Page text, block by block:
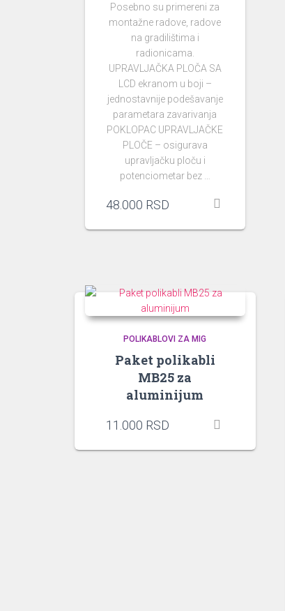
Posebno su primereni za
montažne radove, radove
na gradilištima i
radionicama.
UPRAVLJAČKA PLOČA SA
LCD ekranom u boji –
jednostavnije podešavanje
parametara zavarivanja
POKLOPAC UPRAVLJAČKE
PLOČE – osigurava
upravljačku ploču i
potenciometar bez …
48.000 RSD
POLIKABLOVI ZA MIG
Paket polikabli
MB25 za
aluminijum
11.000 RSD